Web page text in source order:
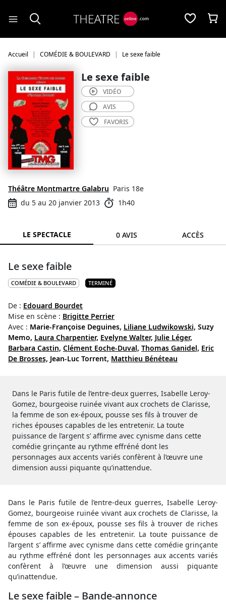
Accueil COMÉDIE & BOULEVARD Le sexe faible
Le sexe faible
Théâtre Montmartre Galabru Paris 18e
du 5 au 20 janvier 2013
1h40
VIDÉO
AVIS
FAVORIS
LE SPECTACLE 0 AVIS ACCÈS
Le sexe faible
COMÉDIE & BOULEVARD TERMINÉ
De : Edouard Bourdet
Mise en scène : Brigitte Perrier
Avec : Marie-Françoise Deguines, Liliane Ludwikowski, Suzy
Memo, Laura Charpentier, Evelyne Walter, Julie Léger,
Barbara Castin, Clément Eoche-Duval, Thomas Ganidel, Eric
De Brosses, Jean-Luc Torrent, Matthieu Bénéteau
Dans le Paris futile de l’entre-deux guerres, Isabelle Leroy-
Gomez, bourgeoise ruinée vivant aux crochets de Clarisse,
la femme de son ex-époux, pousse ses fils à trouver de
riches épouses capables de les entretenir. La toute
puissance de l’argent s’ affirme avec cynisme dans cette
comédie grinçante au rythme effréné dont les
personnages aux accents variés confèrent à l’œuvre une
dimension aussi piquante qu’inattendue.
Dans le Paris futile de l’entre-deux guerres, Isabelle Leroy-
Gomez, bourgeoise ruinée vivant aux crochets de Clarisse, la
femme de son ex-époux, pousse ses fils à trouver de riches
épouses capables de les entretenir. La toute puissance de
l’argent s’ affirme avec cynisme dans cette comédie grinçante
au rythme effréné dont les personnages aux accents variés
confèrent à l’œuvre une dimension aussi piquante
qu’inattendue.
Le sexe faible – Bande-annonce